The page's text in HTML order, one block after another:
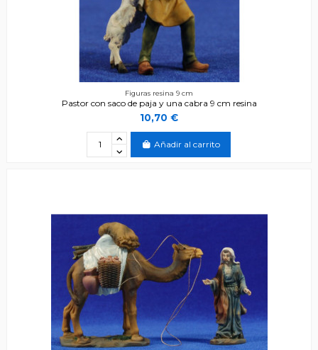
Figuras resina 9 cm
Pastor con saco de paja y una cabra 9 cm resina
10,70 €
Añadir al carrito